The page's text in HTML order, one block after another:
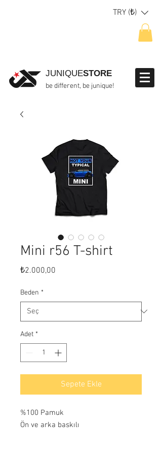
TRY (₺)
JUNIQUESTORE
be different, be junique!
Mini r56 T-shirt
₺2.000,00
Beden *
Adet *
Sepete Ekle
%100 Pamuk
Ön ve arka baskılı